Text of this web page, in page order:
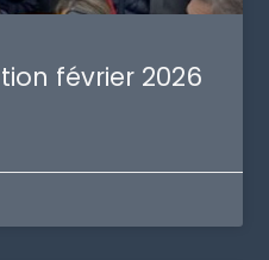
février 2026